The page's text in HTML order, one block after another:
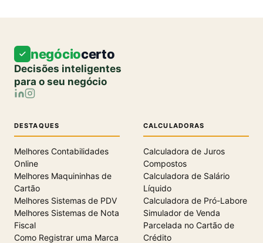
negóciocerto
Decisões inteligentes
para o seu negócio
DESTAQUES
Melhores Contabilidades
Online
Melhores Maquininhas de
Cartão
Melhores Sistemas de PDV
Melhores Sistemas de Nota
Fiscal
Como Registrar uma Marca
CALCULADORAS
Calculadora de Juros
Compostos
Calculadora de Salário
Líquido
Calculadora de Pró-Labore
Simulador de Venda
Parcelada no Cartão de
Crédito